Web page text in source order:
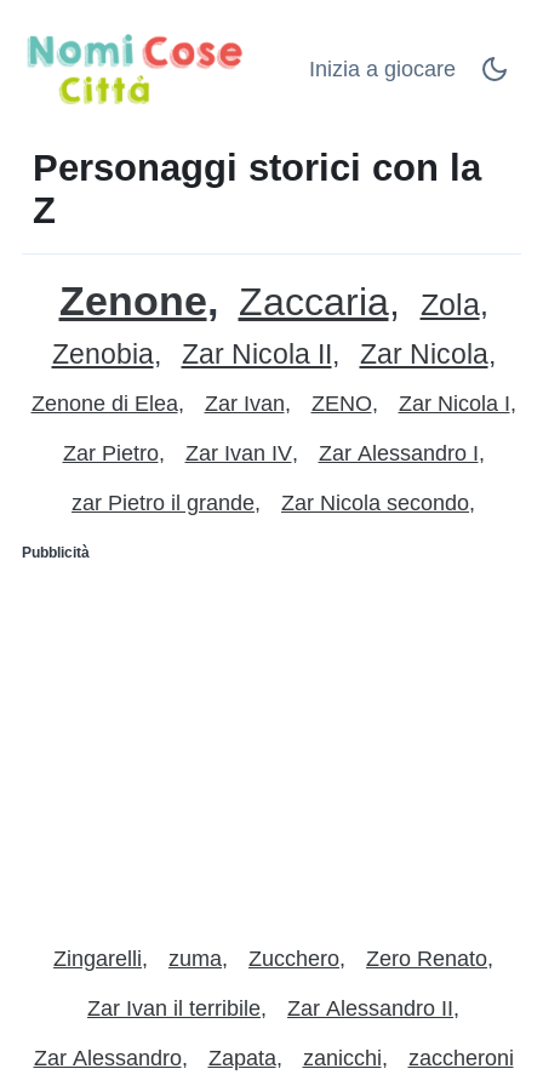
Inizia a giocare
Personaggi storici con la
Z
Zenone Zaccaria Zola
Zenobia Zar Nicola II Zar Nicola
Zenone di Elea Zar Ivan ZENO Zar Nicola I
Zar Pietro Zar Ivan IV Zar Alessandro I
zar Pietro il grande Zar Nicola secondo
Pubblicità
Zingarelli zuma Zucchero Zero Renato
Zar Ivan il terribile Zar Alessandro II
Zar Alessandro Zapata zanicchi zaccheroni